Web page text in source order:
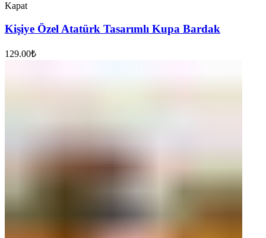
Kapat
Kişiye Özel Atatürk Tasarımlı Kupa Bardak
129.00₺